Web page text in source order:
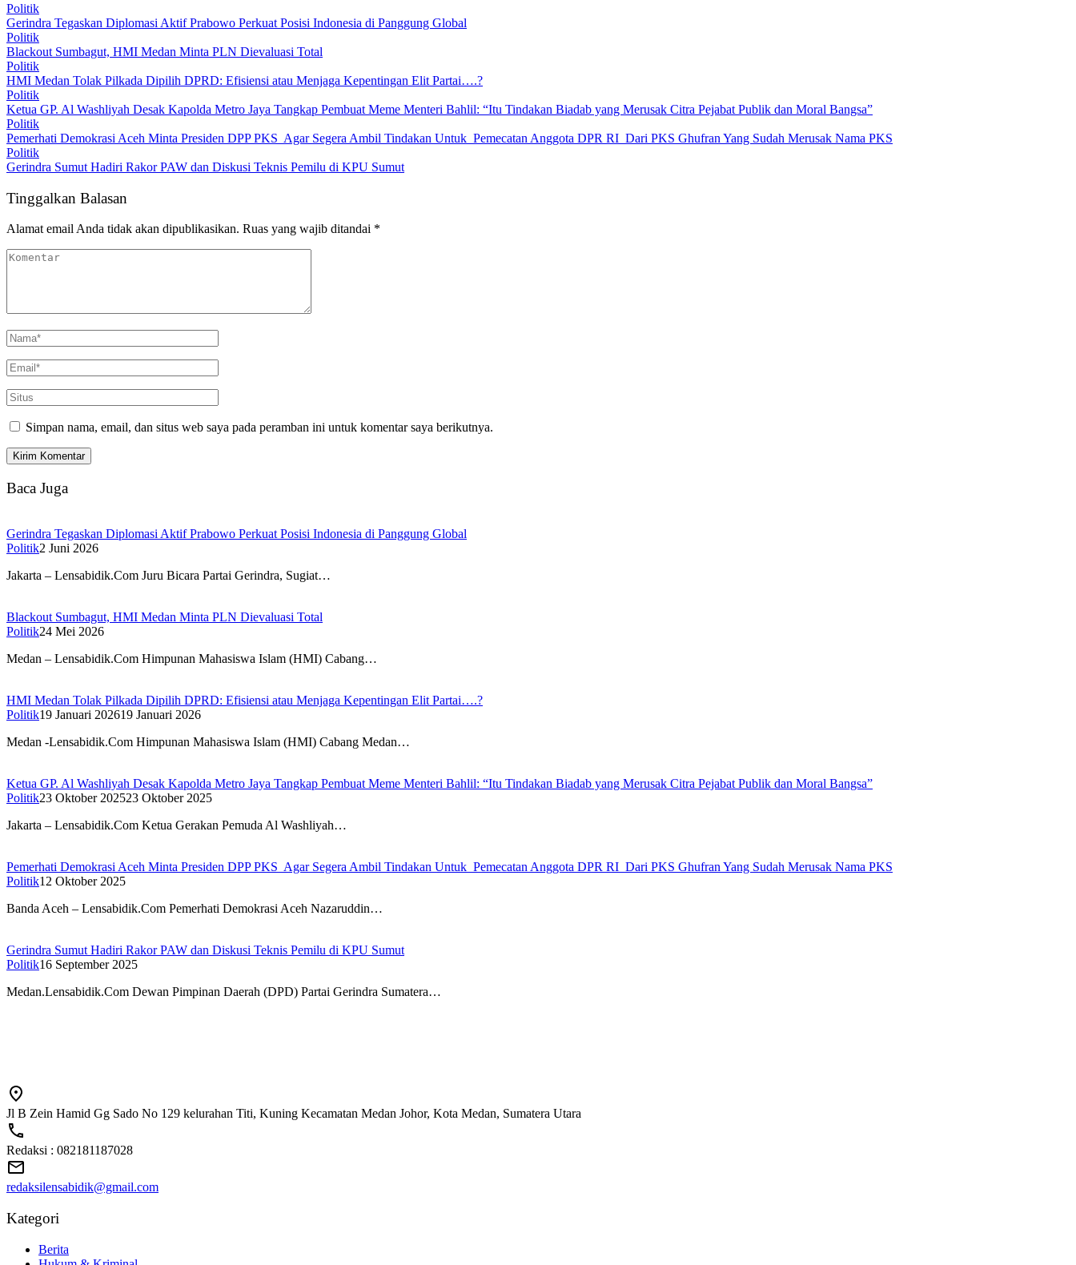
Politik
Gerindra Tegaskan Diplomasi Aktif Prabowo Perkuat Posisi Indonesia di Panggung Global
Politik
Blackout Sumbagut, HMI Medan Minta PLN Dievaluasi Total
Politik
HMI Medan Tolak Pilkada Dipilih DPRD: Efisiensi atau Menjaga Kepentingan Elit Partai….?
Politik
Ketua GP. Al Washliyah Desak Kapolda Metro Jaya Tangkap Pembuat Meme Menteri Bahlil: “Itu Tindakan Biadab yang Merusak Citra Pejabat Publik dan Moral Bangsa”
Politik
Pemerhati Demokrasi Aceh Minta Presiden DPP PKS Agar Segera Ambil Tindakan Untuk Pemecatan Anggota DPR RI Dari PKS Ghufran Yang Sudah Merusak Nama PKS
Politik
Gerindra Sumut Hadiri Rakor PAW dan Diskusi Teknis Pemilu di KPU Sumut
Tinggalkan Balasan
Alamat email Anda tidak akan dipublikasikan. Ruas yang wajib ditandai *
Simpan nama, email, dan situs web saya pada peramban ini untuk komentar saya berikutnya.
Baca Juga
Gerindra Tegaskan Diplomasi Aktif Prabowo Perkuat Posisi Indonesia di Panggung Global
Politik2 Juni 2026
Jakarta – Lensabidik.Com Juru Bicara Partai Gerindra, Sugiat…
Blackout Sumbagut, HMI Medan Minta PLN Dievaluasi Total
Politik24 Mei 2026
Medan – Lensabidik.Com Himpunan Mahasiswa Islam (HMI) Cabang…
HMI Medan Tolak Pilkada Dipilih DPRD: Efisiensi atau Menjaga Kepentingan Elit Partai….?
Politik19 Januari 202619 Januari 2026
Medan -Lensabidik.Com Himpunan Mahasiswa Islam (HMI) Cabang Medan…
Ketua GP. Al Washliyah Desak Kapolda Metro Jaya Tangkap Pembuat Meme Menteri Bahlil: “Itu Tindakan Biadab yang Merusak Citra Pejabat Publik dan Moral Bangsa”
Politik23 Oktober 202523 Oktober 2025
Jakarta – Lensabidik.Com Ketua Gerakan Pemuda Al Washliyah…
Pemerhati Demokrasi Aceh Minta Presiden DPP PKS Agar Segera Ambil Tindakan Untuk Pemecatan Anggota DPR RI Dari PKS Ghufran Yang Sudah Merusak Nama PKS
Politik12 Oktober 2025
Banda Aceh – Lensabidik.Com Pemerhati Demokrasi Aceh Nazaruddin…
Gerindra Sumut Hadiri Rakor PAW dan Diskusi Teknis Pemilu di KPU Sumut
Politik16 September 2025
Medan.Lensabidik.Com Dewan Pimpinan Daerah (DPD) Partai Gerindra Sumatera…
Jl B Zein Hamid Gg Sado No 129 kelurahan Titi, Kuning Kecamatan Medan Johor, Kota Medan, Sumatera Utara
Redaksi : 082181187028
redaksilensabidik@gmail.com
Kategori
Berita